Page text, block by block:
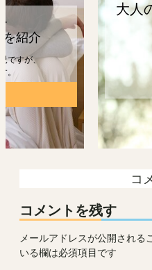
大人の生きづらさ
自己肯定感の低い自
生きづらさ
実は、自己肯定感を
もっ
コ
コメントを残す
メールアドレスが公開される
いる欄は必須項目です